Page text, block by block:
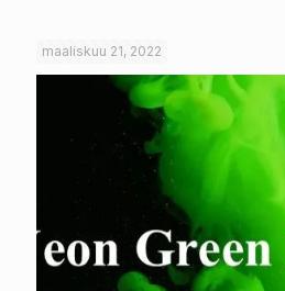
maaliskuu 21, 2022